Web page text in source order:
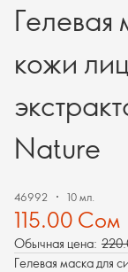
Гелевая
кожи
Nature
46992 10 мл.
115.00 Сом
Обычная цена:
Гелевая маска для